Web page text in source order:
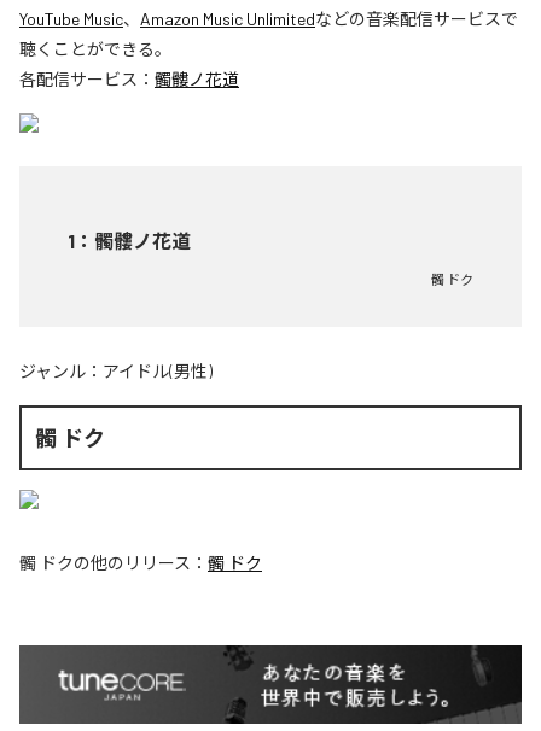
YouTube Music、 Amazon Music Unlimitedなどの音楽配信サービスで
聴くことができる。
各配信サービス： 髑髏ノ花道
1 ： 髑髏ノ花道
髑 ドク
ジャンル： アイドル(男性)
髑 ドク
髑 ドクの他のリリース： 髑 ドク